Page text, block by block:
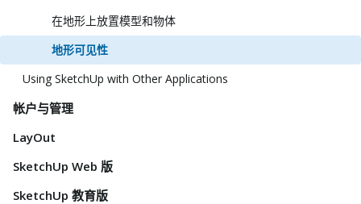
在地形上放置模型和物体
地形可见性
Using SketchUp with Other Applications
帐户与管理
LayOut
SketchUp Web 版
SketchUp 教育版